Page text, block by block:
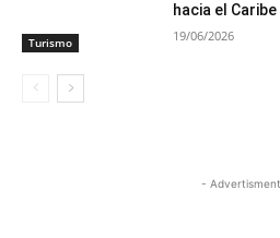
Turismo
hacia el Caribe
19/06/2026
-